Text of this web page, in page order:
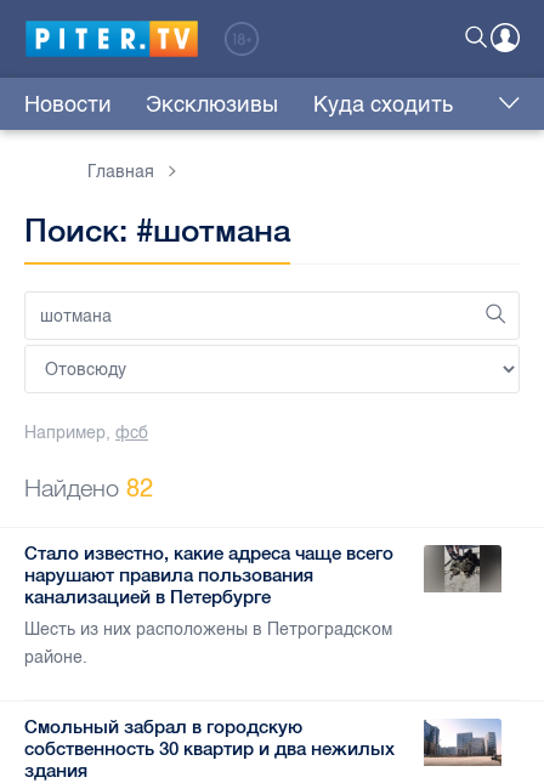
Новости Эксклюзивы Куда сходить
Главная
Поиск: #шотмана
Например, фсб
Найдено 82
Стало известно, какие адреса чаще всего
нарушают правила пользования
канализацией в Петербурге
Шесть из них расположены в Петроградском
районе.
Смольный забрал в городскую
собственность 30 квартир и два нежилых
здания